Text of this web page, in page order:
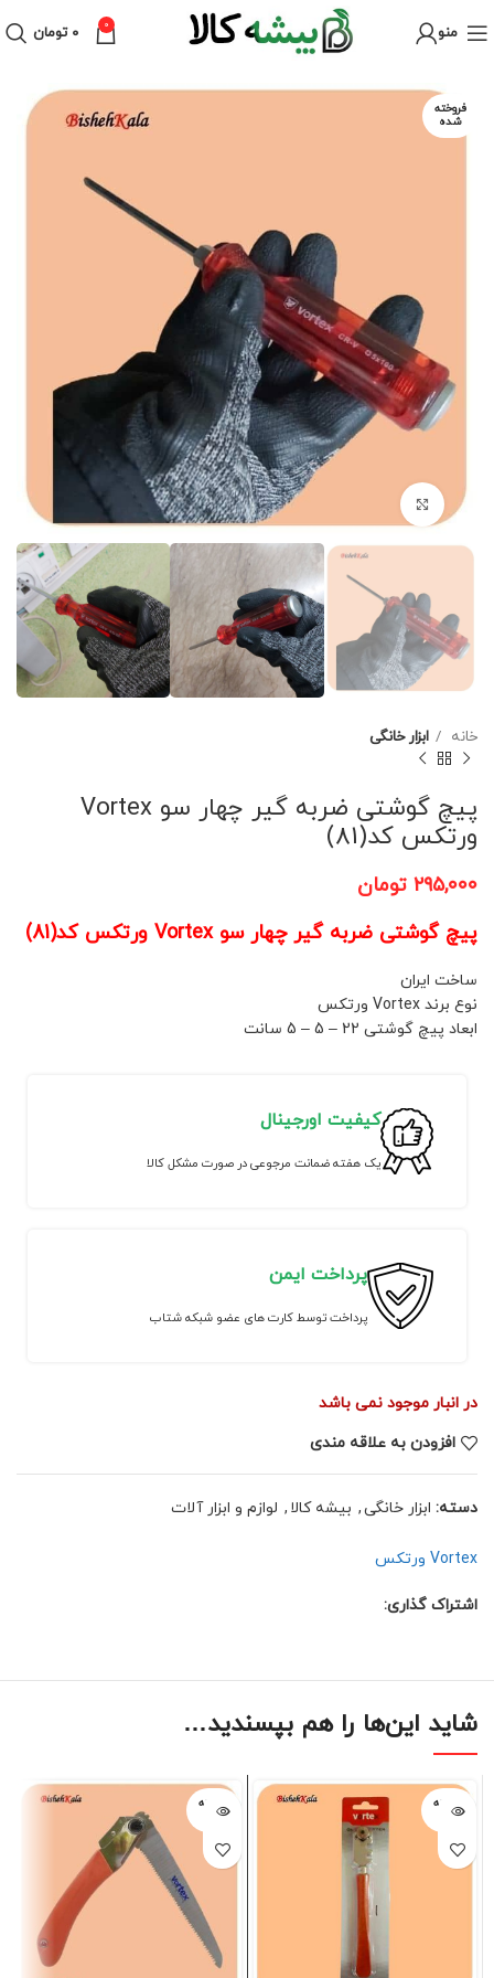
منو 0 ۰ تومان
فروخته
شده
برای بزرگنمایی کلیک کنید
خانه ابزار خانگی
پیچ گوشتی ضربه گیر چهار سو Vortex
ورتکس کد(81)
۲۹۵,۰۰۰ تومان
پیچ گوشتی ضربه گیر چهار سو Vortex ورتکس کد(81)
ساخت ایران
نوع برند Vortex ورتکس
ابعاد پیچ گوشتی 22 – 5 – 5 سانت
کیفیت اورجینال
یک هفته ضمانت مرجوعی در صورت مشکل کالا
پرداخت ایمن
پرداخت توسط کارت های عضو شبکه شتاب
در انبار موجود نمی باشد
افزودن به علاقه مندی
دسته: ابزار خانگی, بیشه کالا , لوازم و ابزار آلات
Vortex ورتکس
اشتراک گذاری:
شاید این‌ها را هم بپسندید…
فروخته
شده
فروخته
شده